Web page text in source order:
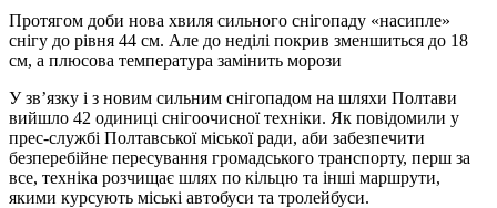
Протягом доби нова хвиля сильного снігопаду «насипле»
снігу до рівня 44 см. Але до неділі покрив зменшиться до 18
см, а плюсова температура замінить морози
У зв’язку і з новим сильним снігопадом на шляхи Полтави
вийшло 42 одиниці снігоочисної техніки. Як повідомили у
прес-службі Полтавської міської ради, аби забезпечити
безперебійне пересування громадського транспорту, перш за
все, техніка розчищає шлях по кільцю та інші маршрути,
якими курсують міські автобуси та тролейбуси.